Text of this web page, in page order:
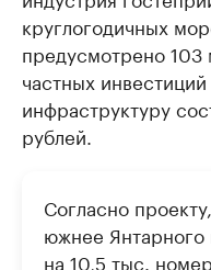
круглогодичных
предусмотрено
частных
инфраструктуру
рублей.
Согласно
южнее Янтарного
на 10,5 тыс.